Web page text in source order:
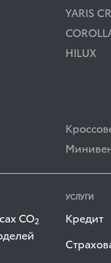
YARIS
HILUX
СО2
УСЛУГИ
Кредит